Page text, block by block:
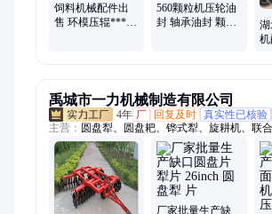
饲料机械配件出
售 环模压辊***制
560颗粒机压轮油
封 轴承油封 颗粒
湖
机
禹城市一力机械制造有限公司
4年 厂 回复及时 真实性已核验
主营： 圆盘犁、圆盘耙、铧式犁、旋耕机、联
机、割草机、搂草机、深耕机、收获机、喷雾
片配件
厂家批量生产缺